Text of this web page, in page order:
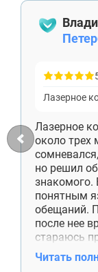
Лазерное
Лазерное
около трех
но решил
знакомого.
понятным
обещаний.
после нее
стараюсь
обходиться
результат
Читать